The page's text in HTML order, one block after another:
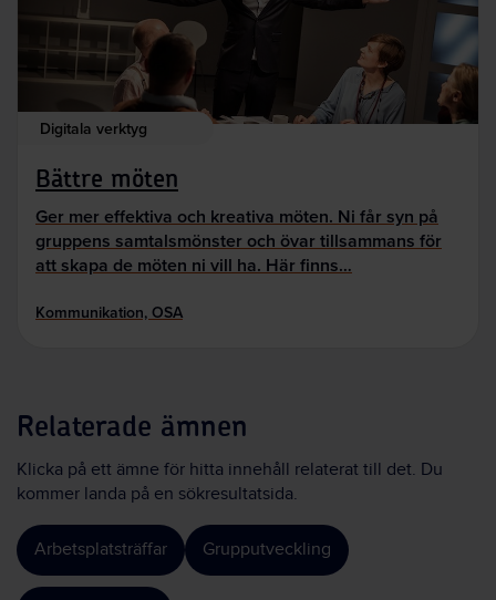
Digitala verktyg
Bättre möten
Ger mer effektiva och kreativa möten. Ni får syn på
gruppens samtalsmönster och övar tillsammans för
att skapa de möten ni vill ha. Här finns…
Kommunikation, OSA
Relaterade ämnen
Klicka på ett ämne för hitta innehåll relaterat till det. Du
kommer landa på en sökresultatsida.
Arbetsplatsträffar Grupputveckling